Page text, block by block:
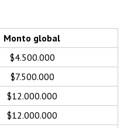
Monto global
$4.500.000
$7.500.000
$12.000.000
$12.000.000